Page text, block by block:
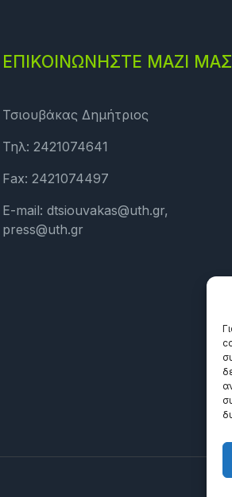
ΕΠΙΚΟΙΝΩΝΗΣΤΕ ΜΑΖΙ ΜΑΣ
Τσιουβάκας Δημήτριος
Τηλ: 2421074641
Fax: 2421074497
E-mail: dtsiouvakas@uth.gr,
press@uth.gr